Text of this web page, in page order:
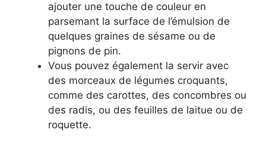
ajouter une touche de couleur en
parsemant la surface de l’émulsion de
quelques graines de sésame ou de
pignons de pin.
Vous pouvez également la servir avec
des morceaux de légumes croquants,
comme des carottes, des concombres ou
des radis, ou des feuilles de laitue ou de
roquette.